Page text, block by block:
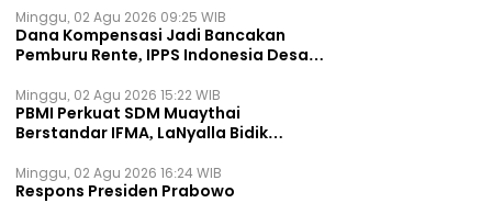
Minggu, 02 Agu 2026 09:25 WIB
Dana Kompensasi Jadi Bancakan
Pemburu Rente, IPPS Indonesia Desak
Permanen
Minggu, 02 Agu 2026 15:22 WIB
PBMI Perkuat SDM Muaythai
Berstandar IFMA, LaNyalla Bidik
Minggu, 02 Agu 2026 16:24 WIB
Respons Presiden Prabowo